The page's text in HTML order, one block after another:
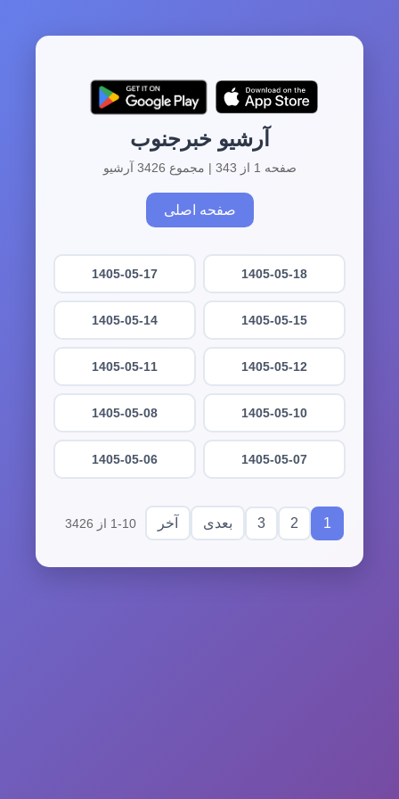
آرشیو خبرجنوب
صفحه 1 از 343 | مجموع 3426 آرشیو
صفحه اصلی
1405-05-18
1405-05-17
1405-05-15
1405-05-14
1405-05-12
1405-05-11
1405-05-10
1405-05-08
1405-05-07
1405-05-06
1
2
3 بعدی آخر 1-10 از 3426